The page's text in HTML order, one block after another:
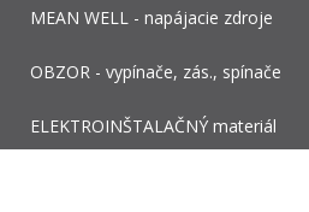
MEAN WELL - napájacie zdroje
OBZOR - vypínače, zás., spínače
ELEKTROINŠTALAČNÝ materiál